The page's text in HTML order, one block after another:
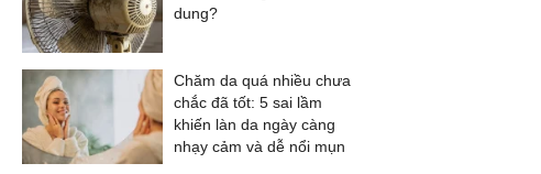
dung?
Chăm da quá nhiều chưa
chắc đã tốt: 5 sai lầm
khiến làn da ngày càng
nhạy cảm và dễ nổi mụn